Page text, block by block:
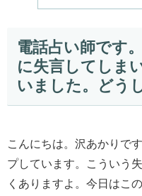
電話占い師です
に失言してしま
いました。どう
こんにちは。沢あかりで
プしています。こういう
くありますよ。今日はこ